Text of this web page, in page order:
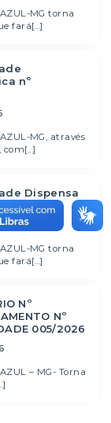
MG torna
fará[...]
nº
MG, através
Dispensa
MG torna
fará[...]
Nº
Nº
005/2026
– MG- Torna